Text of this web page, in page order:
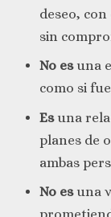
deseo,
sin
No esuna
como si
Esuna
planes de
ambas
No esuna